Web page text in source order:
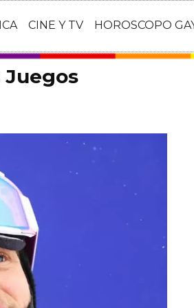
CINE Y TV HOROSCOPO
Juegos